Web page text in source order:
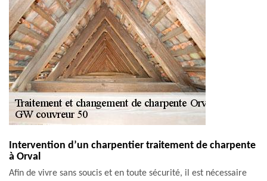
Intervention d’un charpentier traitement de charpente
à Orval
Afin de vivre sans soucis et en toute sécurité, il est nécessaire